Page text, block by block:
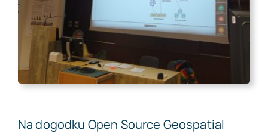
Na dogodku Open Source Geospatial